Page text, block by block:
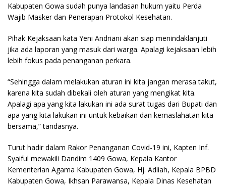
Kabupaten Gowa sudah punya landasan hukum yaitu Perda
Wajib Masker dan Penerapan Protokol Kesehatan.
Pihak Kejaksaan kata Yeni Andriani akan siap menindaklanjuti
jika ada laporan yang masuk dari warga. Apalagi kejaksaan lebih
lebih fokus pada penanganan perkara.
“Sehingga dalam melakukan aturan ini kita jangan merasa takut,
karena kita sudah dibekali oleh aturan yang mengikat kita.
Apalagi apa yang kita lakukan ini ada surat tugas dari Bupati dan
apa yang kita lakukan ini untuk kebaikan dan kemaslahatan kita
bersama,” tandasnya.
Turut hadir dalam Rakor Penanganan Covid-19 ini, Kapten Inf.
Syaiful mewakili Dandim 1409 Gowa, Kepala Kantor
Kementerian Agama Kabupaten Gowa, Hj. Adliah, Kepala BPBD
Kabupaten Gowa, Ikhsan Parawansa, Kepala Dinas Kesehatan